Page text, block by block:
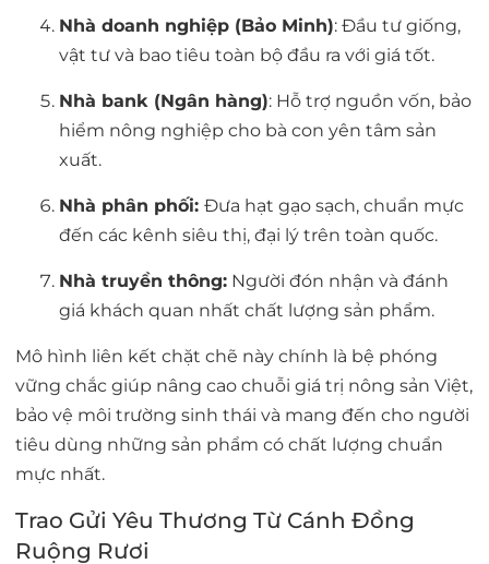
Nhà doanh nghiệp (Bảo Minh): Đầu tư giống,
vật tư và bao tiêu toàn bộ đầu ra với giá tốt.
Nhà bank (Ngân hàng): Hỗ trợ nguồn vốn, bảo
hiểm nông nghiệp cho bà con yên tâm sản
xuất.
Nhà phân phối: Đưa hạt gạo sạch, chuẩn mực
đến các kênh siêu thị, đại lý trên toàn quốc.
Nhà truyền thông: Người đón nhận và đánh
giá khách quan nhất chất lượng sản phẩm.
Mô hình liên kết chặt chẽ này chính là bệ phóng
vững chắc giúp nâng cao chuỗi giá trị nông sản Việt,
bảo vệ môi trường sinh thái và mang đến cho người
tiêu dùng những sản phẩm có chất lượng chuẩn
mực nhất.
Trao Gửi Yêu Thương Từ Cánh Đồng
Ruộng Rươi